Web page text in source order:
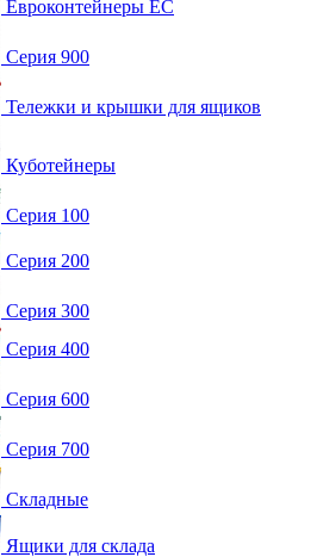
Евроконтейнеры ЕС
Серия 900
Тележки и крышки для ящиков
Куботейнеры
Серия 100
Серия 200
Серия 300
Серия 400
Серия 600
Серия 700
Складные
Ящики для склада